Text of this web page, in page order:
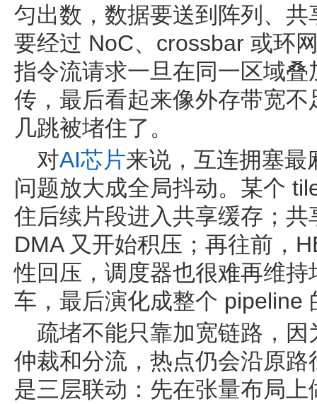
匀出数，数据要送到阵列、
要经过 NoC、crossbar 或环
指令流请求一旦在同一区域
传，最后看起来像外存带宽
几跳被堵住了。
对AI芯片来说，互连拥塞最
问题放大成全局抖动。某个
住后续片段进入共享缓存；
DMA 又开始积压；再往前，
性回压，调度器也很难再维
车，最后演化成整个 pipeline
疏堵不能只靠加宽链路，
仲裁和分流，热点仍会沿原
是三层联动：先在张量布局